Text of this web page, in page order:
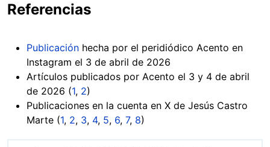
Referencias
Publicación hecha por el peridiódico Acento en
Instagram el 3 de abril de 2026
Artículos publicados por Acento el 3 y 4 de abril
de 2026 (1, 2)
Publicaciones en la cuenta en X de Jesús Castro
Marte (1, 2, 3, 4, 5, 6, 7, 8)